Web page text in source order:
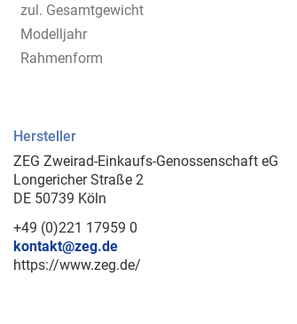
zul. Gesamtgewicht
Modelljahr
Rahmenform
Hersteller
ZEG Zweirad-Einkaufs-Genossenschaft eG
Longericher Straße 2
DE 50739 Köln
+49 (0)221 17959 0
kontakt@zeg.de
https://www.zeg.de/